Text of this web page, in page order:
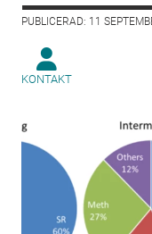
PUBLICERAD: 11
KONTAKT